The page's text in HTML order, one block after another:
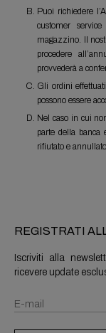
Puoi richiedere
customer
magazzino. Il
procedere
provvederà a
Gli ordini
possono essere
Nel caso in cui
parte della banca
rifiutato e
REGISTRATI
Iscriviti alla
ricevere update